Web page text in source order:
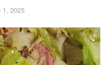
1, 2025